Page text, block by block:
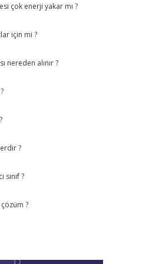
çok enerji yakar mı ?
için mi ?
nereden alınır ?
?
sınıf ?
?